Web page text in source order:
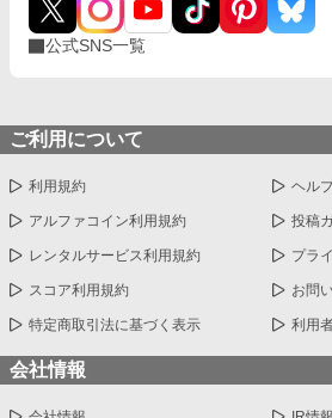
公式SNS一覧
ご利用について
利用規約 ヘル
アルファコイン利用規約 投稿
レンタルサービス利用規約 プラ
スコア利用規約 お問
特定商取引法に基づく表示 利用
会社情報